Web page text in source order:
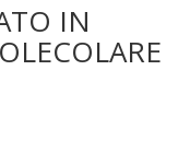
IN